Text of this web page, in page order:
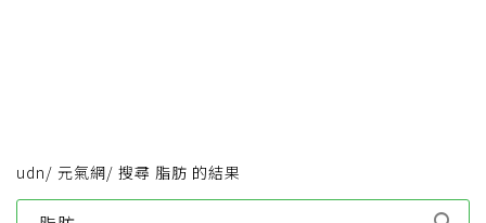
udn/ 元氣網/ 搜尋 脂肪 的結果